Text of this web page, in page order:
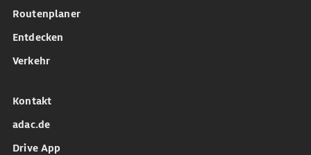
Routenplaner
Entdecken
Verkehr
Kontakt
adac.de
Drive App